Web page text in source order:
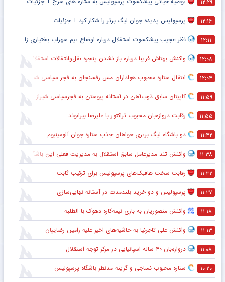
۱۲:۱۶ پرسپولیس پدیده جوان لیگ برتر را شکار کرد + جزئیات
۱۲:۱۱ نظر عجیب پیشکسوت استقلال درباره اوضاع تیم سهراب بختیاری زاده + جزئیات
۱۲:۰۸ واکنش بهتاش فریبا درباره باز نشدن پنجره نقل‌وانتقالات استقلال
۱۲:۰۴ انتقال ستاره محبوب هواداران مس رفسنجان به فجر سپاسی شیراز
۱۱:۵۹ کاپیتان سابق ذوب‌آهن در آستانه پیوستن به فجرسپاسی شیراز
۱۱:۵۵ رقابت دروازه‌بان محبوب تراکتور با علیرضا بیرانوند
۱۱:۴۲ دو باشگاه لیگ برتری خواهان جذب ستاره جوان آلومینیوم
۱۱:۳۸ واکنش تند مدیرعامل سابق استقلال به مدیریت فعلی این باشگاه
۱۱:۳۲ رقابت سخت هافبک‌های پرسپولیس برای ترکیب ثابت
۱۱:۲۷ پرسپولیس و دو خرید بلندمدت در آستانه نهایی‌سازی
۱۱:۱۸ واکنش منصوریان به بازی نیمه‌کاره دهوک با الطلبه
۱۱:۱۳ واکنش علی تاجرنیا به حاشیه‌های اخیر علیه رامین رضاییان
۱۱:۰۸ دروازه‌بان ۴۰ ساله اسپانیایی در مرکز توجه استقلال
۱۰:۲۰ ستاره محبوب نساجی و گزینه مدنظر باشگاه پرسپولیس